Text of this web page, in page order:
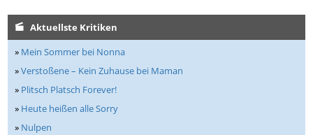
Aktuellste Kritiken
» Mein Sommer bei Nonna
»Verstoßene – Kein Zuhause bei Maman
» Plitsch Platsch Forever!
» Heute heißen alle Sorry
» Nulpen